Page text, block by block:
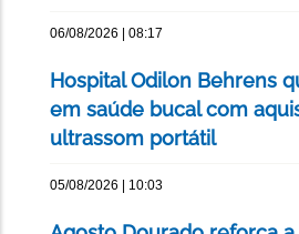
06/08/2026 | 08:17
Hospital Odilon Behrens
em saúde bucal com
ultrassom portátil
05/08/2026 | 10:03